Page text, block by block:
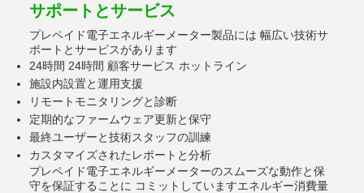
サポートとサービス
プレペイド電子エネルギーメーター製品には 幅広い技術サ
ポートとサービスがあります
24時間 24時間 顧客サービス ホットライン
施設内設置と運用支援
リモートモニタリングと診断
定期的なファームウェア更新と保守
最終ユーザーと技術スタッフの訓練
カスタマイズされたレポートと分析
プレペイド電子エネルギーメーターのスムーズな動作と保
守を保証することに コミットしていますエネルギー消費量